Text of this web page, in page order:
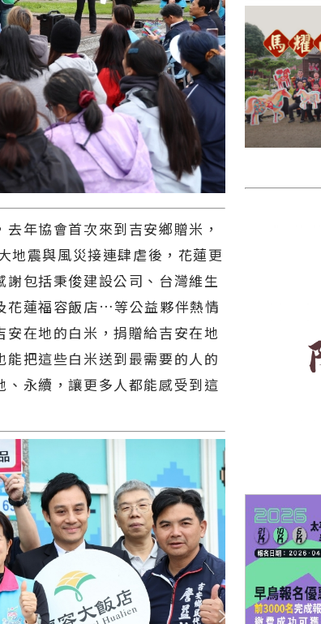
年協會首次來到吉安鄉贈米，
地震與風災接連肆虐後，花蓮更
包括秉俊建設公司、台灣維生
花蓮福容飯店…等公益夥伴熱情
在地的白米，捐贈給吉安在地
把這些白米送到最需要的人的
永續，讓更多人都能感受到這